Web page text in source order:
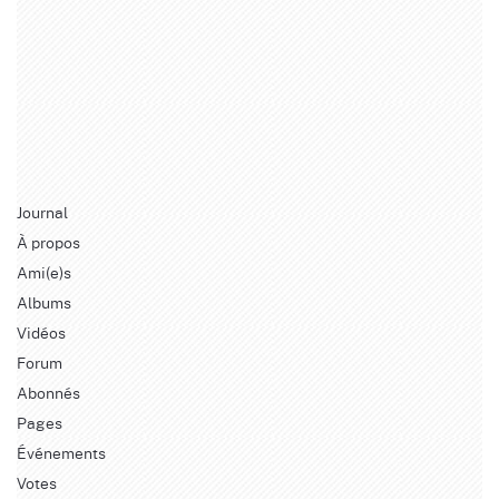
Journal
À propos
Ami(e)s
Albums
Vidéos
Forum
Abonnés
Pages
Événements
Votes